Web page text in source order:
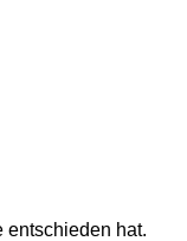
entschieden hat.